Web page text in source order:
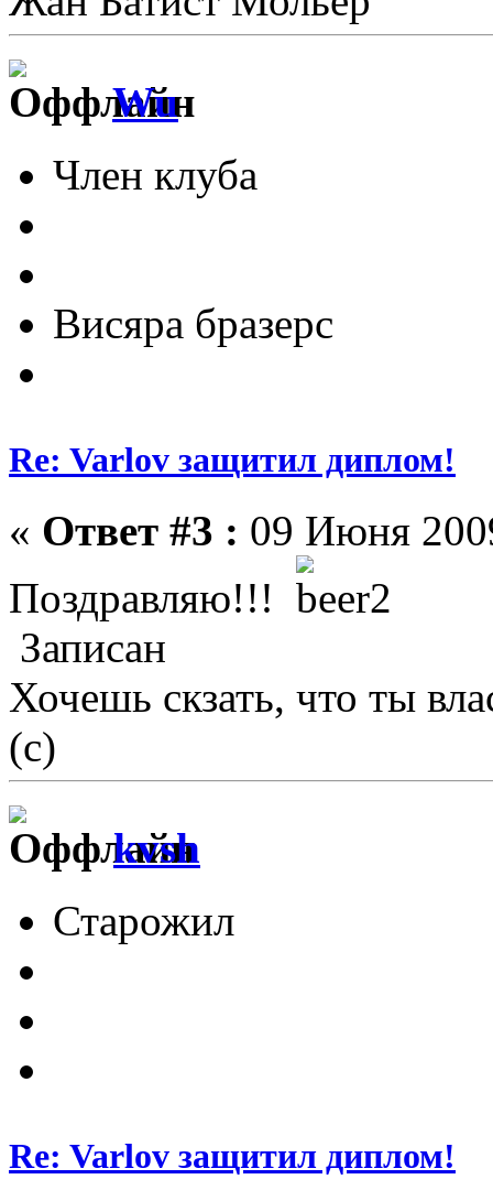
Wu
Член клуба
Висяра бразерс
Re: Varlov защитил диплом!
« Ответ #3 : 09 Июня
Поздравляю!!!
Записан
Хочешь скзать, что ты
(с)
kvsh
Старожил
Re: Varlov защитил диплом!